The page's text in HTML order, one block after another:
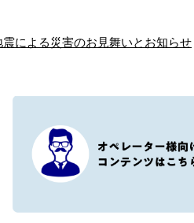
による災害のお見舞いとお知らせ